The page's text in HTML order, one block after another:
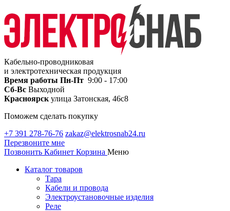
Кабельно-проводниковая
и электротехническая продукция
Время работы Пн-Пт 9:00 - 17:00
Сб-Вс Выходной
Красноярск улица Затонская, 46с8
Поможем сделать покупку
+7 391 278-76-76 zakaz@elektrosnab24.ru
Перезвоните мне
Позвонить Кабинет Корзина Меню
Каталог товаров
Тара
Кабели и провода
Электроустановочные изделия
Реле